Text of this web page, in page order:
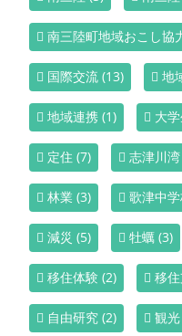
南三陸町地域おこし協
国際交流 (13) 地
地域連携 (1) 大
定住 (7) 志津川湾
林業 (3) 歌津中
減災 (5) 牡蠣 (3)
移住体験 (2) 移
自由研究 (2) 観光